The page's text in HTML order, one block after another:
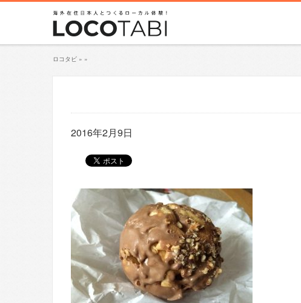
ロコタビ » »
2016年2月9日